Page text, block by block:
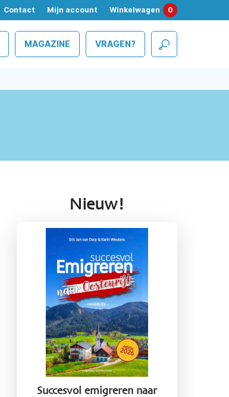
Contact Mijn account Winkelwagen 0
MAGAZINE VRAGEN?
Nieuw!
Succesvol emigreren naar